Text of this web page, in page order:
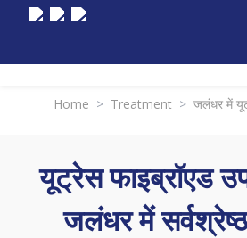
Home > Treatment > जलंधर में
यूट्रेस फाइब्रॉएड
जलंधर में